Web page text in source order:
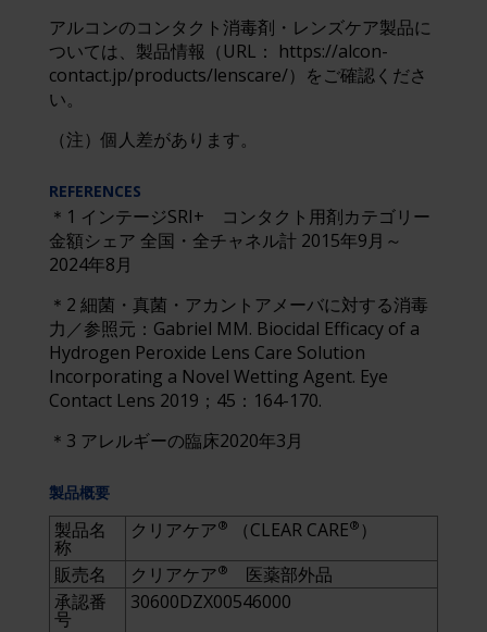
アルコンのコンタクト消毒剤・レンズケア製品に
ついては、製品情報（URL： https://alcon-
contact.jp/products/lenscare/）をご確認くださ
い。
（注）個人差があります。
REFERENCES
＊1 インテージSRI+ コンタクト用剤カテゴリー
金額シェア 全国・全チャネル計 2015年9月～
2024年8月
＊2 細菌・真菌・アカントアメーバに対する消毒
力／参照元：Gabriel MM. Biocidal Efficacy of a
Hydrogen Peroxide Lens Care Solution
Incorporating a Novel Wetting Agent. Eye
Contact Lens 2019；45：164-170.
＊3 アレルギーの臨床2020年3月
製品概要
製品名
称
クリアケア® （CLEAR CARE® ）
販売名
クリアケア®
医薬部外品
承認番
号
30600DZX00546000